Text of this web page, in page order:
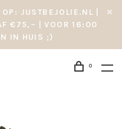
JUSTBEJOLIE.NL |
€75,– | VOOR 16:00
IN HUIS ;)
0